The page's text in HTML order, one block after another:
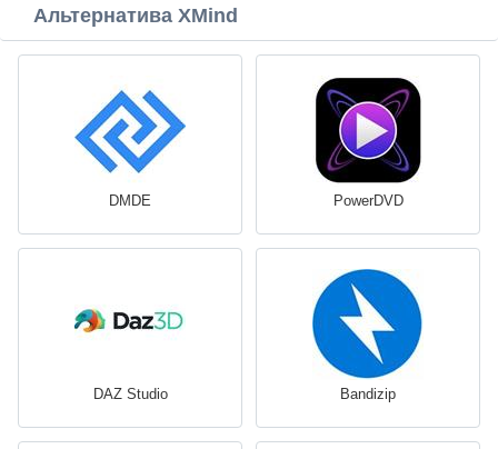
Альтернатива XMind
DMDE PowerDVD
DAZ Studio Bandizip